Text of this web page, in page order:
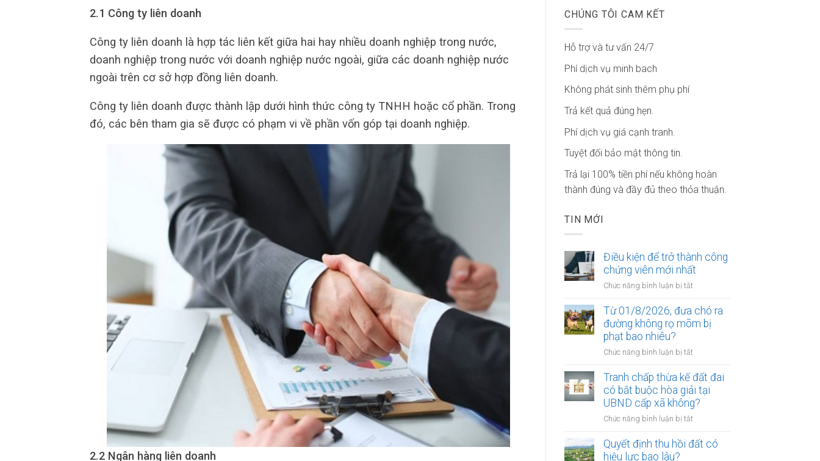
2.1 Công ty liên doanh
Công ty liên doanh là hợp tác liên kết giữa hai hay nhiều doanh nghiệp trong nước,
doanh nghiệp trong nước với doanh nghiệp nước ngoài, giữa các doanh nghiệp nước
ngoài trên cơ sở hợp đồng liên doanh.
Công ty liên doanh được thành lập dưới hình thức công ty TNHH hoặc cổ phần. Trong
đó, các bên tham gia sẽ được có phạm vi về phần vốn góp tại doanh nghiệp.
2.2 Ngân hàng liên doanh
CHÚNG TÔI CAM KẾT
Hỗ trợ và tư vấn 24/7
Phí dịch vụ minh bach
Không phát sinh thêm phụ phí
Trả kết quả đúng hẹn.
Phí dịch vụ giá cạnh tranh.
Tuyệt đối bảo mật thông tin.
Trả lại 100% tiền phí nếu không hoàn
thành đúng và đầy đủ theo thỏa thuận.
TIN MỚI
Điều kiện để trở thành công
chứng viên mới nhất
Chức năng bình luận bị tắt
kiện
để
công
viên
mới
nhất
Từ 01/8/2026, đưa chó ra
đường không rọ mõm bị
phạt bao nhiêu?
Chức năng bình luận bị tắt
01/8/2026,
đưa
chó
ra
đường
rọ
Tranh chấp thừa kế đất đai
có bắt buộc hòa giải tại
UBND cấp xã không?
Chức năng bình luận bị tắt
chấp
Quyết định thu hồi đất có
hiệu lực bao lâu?